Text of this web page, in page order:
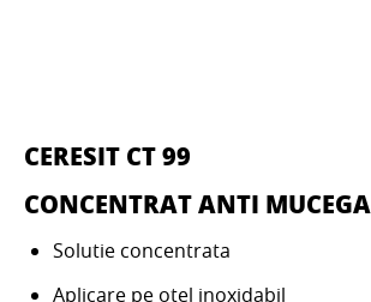
CERESIT CT 99
CONCENTRAT ANTI
Solutie concentrata
Aplicare pe otel inoxidabil